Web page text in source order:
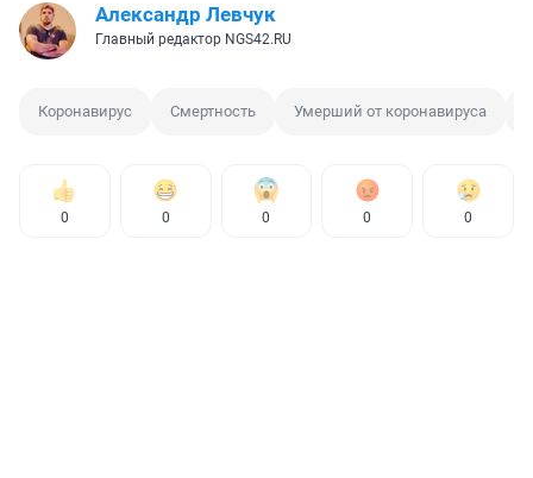
Александр Левчук
Главный редактор NGS42.RU
Коронавирус Смертность Умерший от коронавируса
0 0 0 0 0